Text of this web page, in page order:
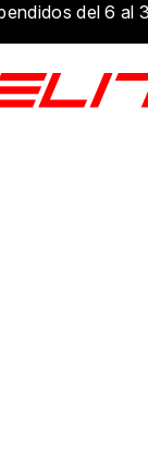
del 6 al